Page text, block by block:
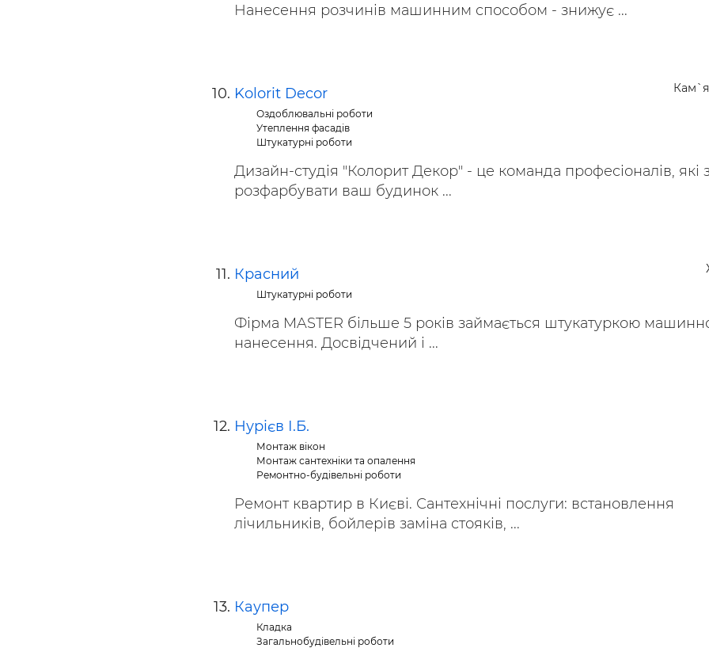
Нанесення розчинів машинним способом - знижує ...
Kolorit Decor
Оздоблювальні роботи
Утеплення фасадів
Штукатурні роботи
Дизайн-студія "Колорит Декор" - це команда професіоналів, які
розфарбувати ваш будинок ...
Красний
Штукатурні роботи
Фірма MASTER більше 5 років займається штукатуркою
нанесення. Досвідчений і ...
Нурієв І.Б.
Монтаж вікон
Монтаж сантехніки та опалення
Ремонтно-будівельні роботи
Ремонт квартир в Києві. Сантехнічні послуги: встановлення
лічильників, бойлерів заміна стояків, ...
Каупер
Кладка
Загальнобудівельні роботи